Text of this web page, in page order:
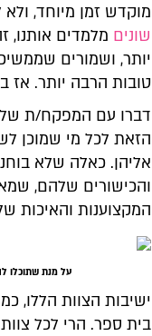
מוקדש זמן מיוחד,
שונים מלמדים אותנו,
יותר, ושמורים
טובות הרבה יותר. אז
דברו עם המפקח/ת
הזאת לכל מי שמוכן
אליהן. כאלה שלא
והכישורים שלהם,
המקצוענות והאיכות
על מנת שתוכלו
ישיבות הצוות הללו,
בית ספר. הרי לכל